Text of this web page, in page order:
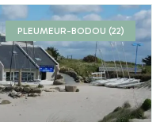
PLEUMEUR-BODOU (22)